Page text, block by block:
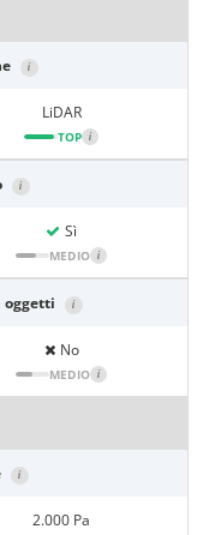
i
LiDAR
TOP i
i
Sì
MEDIO i
oggetti i
No
MEDIO i
i
2.000 Pa